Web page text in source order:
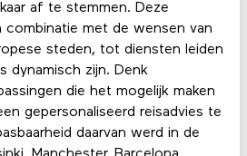
af te stemmen. Deze
combinatie met de wensen van
steden, tot diensten leiden
dynamisch zijn. Denk
die het mogelijk maken
gepersonaliseerd reisadvies te
daarvan werd in de